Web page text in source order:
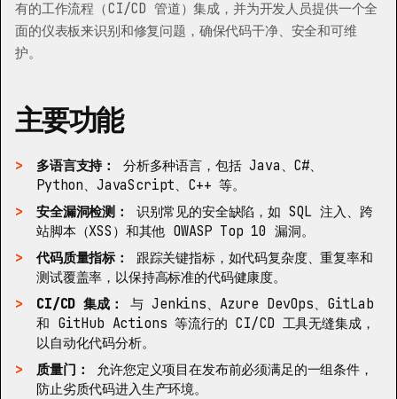
有的工作流程（CI/CD 管道）集成，并为开发人员提供一个全
面的仪表板来识别和修复问题，确保代码干净、安全和可维
护。
主要功能
多语言支持：
分析多种语言，包括 Java、C#、
Python、JavaScript、C++ 等。
安全漏洞检测：
识别常见的安全缺陷，如 SQL 注入、跨
站脚本（XSS）和其他 OWASP Top 10 漏洞。
代码质量指标：
跟踪关键指标，如代码复杂度、重复率和
测试覆盖率，以保持高标准的代码健康度。
CI/CD 集成：
与 Jenkins、Azure DevOps、GitLab
和 GitHub Actions 等流行的 CI/CD 工具无缝集成，
以自动化代码分析。
质量门：
允许您定义项目在发布前必须满足的一组条件，
防止劣质代码进入生产环境。